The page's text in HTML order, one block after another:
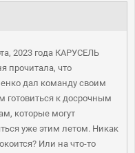
2023 года КАРУСЕЛЬ
прочитала, что
дал команду своим
готовиться к досрочным
которые могут
уже этим летом. Никак
Или на что-то